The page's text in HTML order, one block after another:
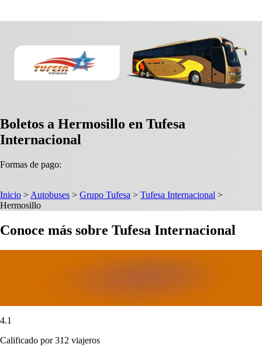
Boletos a Hermosillo en Tufesa
Internacional
Formas de pago:
Inicio > Autobuses > Grupo Tufesa > Tufesa Internacional >
Hermosillo
Conoce más sobre Tufesa Internacional
4.1
Calificado por 312 viajeros